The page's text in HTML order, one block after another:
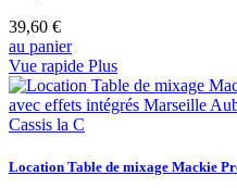
39,60 €
au panier
Vue rapide Plus
Location Table de mixage Mackie